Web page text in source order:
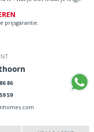
prijsgarantie.
86
59